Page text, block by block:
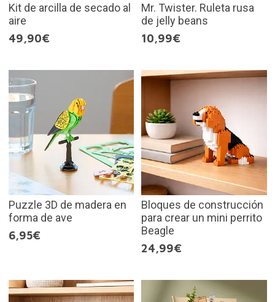
Kit de arcilla de secado al
aire
49,90€
Mr. Twister. Ruleta rusa
de jelly beans
10,99€
Puzzle 3D de madera en
forma de ave
6,95€
Bloques de construcción
para crear un mini perrito
Beagle
24,99€